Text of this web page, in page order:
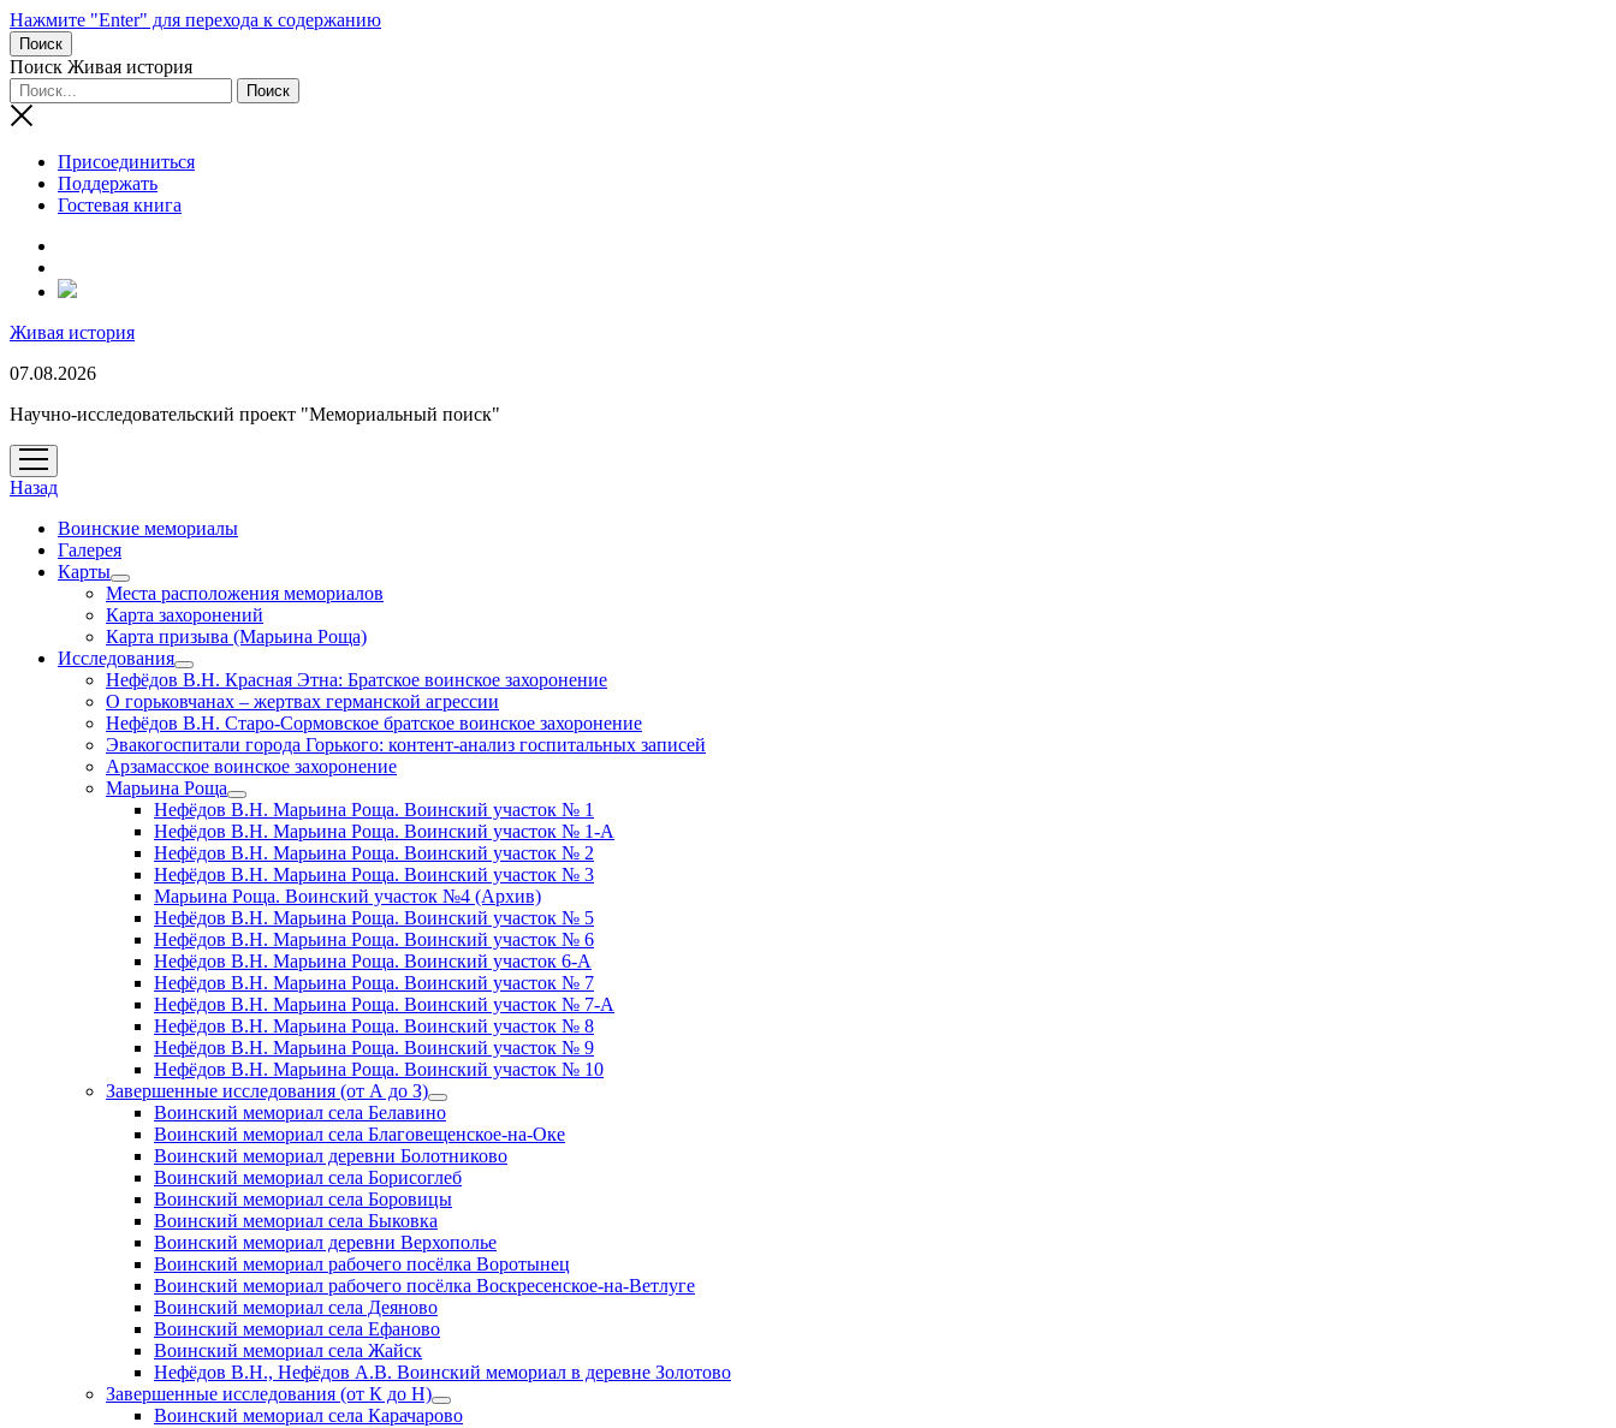
Нажмите "Enter" для перехода к содержанию
Поиск
Поиск Живая история
Присоединиться
Поддержать
Гостевая книга
RuTube
Живая история
07.08.2026
Научно-исследовательский проект "Мемориальный поиск"
открыть
меню
Назад
Воинские мемориалы
Галерея
Карты
открыть
меню
Места расположения мемориалов
Карта захоронений
Карта призыва (Марьина Роща)
Исследования
открыть
меню
Нефёдов В.Н. Красная Этна: Братское воинское захоронение
О горьковчанах – жертвах германской агрессии
Нефёдов В.Н. Старо-Сормовское братское воинское захоронение
Эвакогоспитали города Горького: контент-анализ госпитальных записей
Арзамасское воинское захоронение
Марьина Роща
открыть
меню
Нефёдов В.Н. Марьина Роща. Воинский участок № 1
Нефёдов В.Н. Марьина Роща. Воинский участок № 1-А
Нефёдов В.Н. Марьина Роща. Воинский участок № 2
Нефёдов В.Н. Марьина Роща. Воинский участок № 3
Марьина Роща. Воинский участок №4 (Архив)
Нефёдов В.Н. Марьина Роща. Воинский участок № 5
Нефёдов В.Н. Марьина Роща. Воинский участок № 6
Нефёдов В.Н. Марьина Роща. Воинский участок 6-А
Нефёдов В.Н. Марьина Роща. Воинский участок № 7
Нефёдов В.Н. Марьина Роща. Воинский участок № 7-А
Нефёдов В.Н. Марьина Роща. Воинский участок № 8
Нефёдов В.Н. Марьина Роща. Воинский участок № 9
Нефёдов В.Н. Марьина Роща. Воинский участок № 10
Завершенные исследования (от А до З)
открыть
меню
Воинский мемориал села Белавино
Воинский мемориал села Благовещенское-на-Оке
Воинский мемориал деревни Болотниково
Воинский мемориал села Борисоглеб
Воинский мемориал села Боровицы
Воинский мемориал села Быковка
Воинский мемориал деревни Верхополье
Воинский мемориал рабочего посёлка Воротынец
Воинский мемориал рабочего посёлка Воскресенское-на-Ветлуге
Воинский мемориал села Деяново
Воинский мемориал села Ефаново
Воинский мемориал села Жайск
Нефёдов В.Н., Нефёдов А.В. Воинский мемориал в деревне Золотово
Завершенные исследования (от К до Н)
открыть
Воинский мемориал села Карачарово